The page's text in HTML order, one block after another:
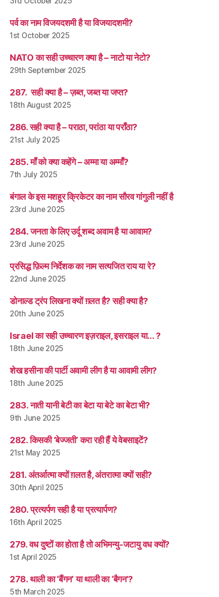
पर्व का नाम विजयदशमी है या विजयादशमी?
1st October 2025
NATO का सही उच्चारण क्या है – नाटो या नेटो?
29th September 2025
287. सही क्या है – ज़ब्त, जब्त या जप्त?
18th August 2025
286. सही क्या है – पराठा, परांठा या पराँठा?
21st July 2025
285. माँ को क्या कहेंगे – अम्मा या अम्माँ?
7th July 2025
बंगाल के इस मशहूर क्रिकेटर का नाम सौरव गांगुली नहीं है
23rd June 2025
284. जनता के लिए उर्दू शब्द अवाम है या आवाम?
23rd June 2025
प्रसिद्ध फ़िल्म निर्देशक का नाम सत्यजित राय या रे?
22nd June 2025
डोनाल्ड ट्रंप लिखना क्यों ग़लत है? सही क्या है?
20th June 2025
Israel का सही उच्चारण इज़राइल, इसराइल या… ?
18th June 2025
शेख हसीना की पार्टी अवामी लीग है या आवामी लीग?
18th June 2025
283. नाती यानी बेटी का बेटा या बेटे का बेटा भी?
9th June 2025
282. किसकी ‘बेज्जती’ करा रही हैं ये वेबसाइटें?
21st May 2025
281. अंतर्आत्मा क्यों ग़लत है, अंतरात्मा क्यों सही?
30th April 2025
280. प्रत्यर्पण सही है या प्रत्यार्पण?
16th April 2025
279. वध दुष्टों का होता है तो अभिमन्यु-जटायु वध क्यों?
1st April 2025
278. थाली का ‘बैंगन’ या थाली का ‘बैगन’?
5th March 2025